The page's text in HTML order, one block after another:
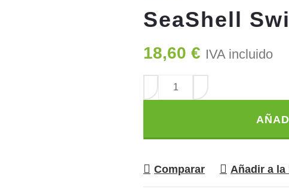
SeaShell
18,60 € IVA incluido
Comparar Añadir a la